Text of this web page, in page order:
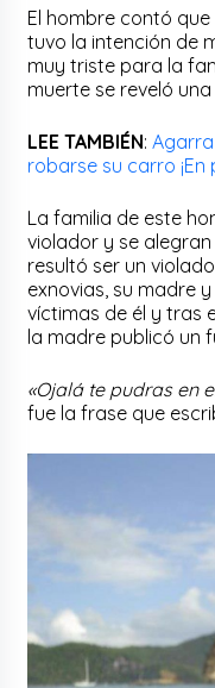
El hombre contó
tuvo la intención de
muy triste para la
muerte se reveló
LEE TAMBIÉN:
robarse su carro ¡En
La familia de este
violador y se
resultó ser un
exnovias, su madre
víctimas de él y tras
la madre publicó un
«Ojalá te pudras en
fue la frase que